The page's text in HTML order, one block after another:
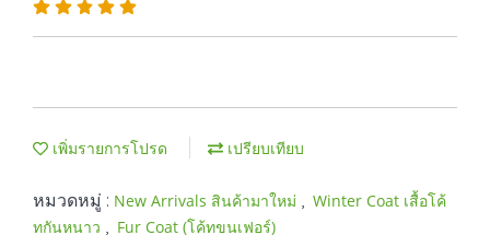
เพิ่มรายการโปรด เปรียบเทียบ
หมวดหมู่ : New Arrivals สินค้ามาใหม่ , Winter Coat เสื้อโค้
ทกันหนาว , Fur Coat (โค้ทขนเฟอร์)